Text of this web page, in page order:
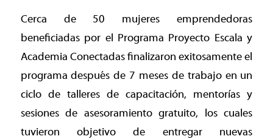
Cerca de 50 mujeres emprendedoras
beneficiadas por el Programa Proyecto Escala y
Academia Conectadas finalizaron exitosamente el
programa después de 7 meses de trabajo en un
ciclo de talleres de capacitación, mentorías y
sesiones de asesoramiento gratuito, los cuales
tuvieron objetivo de entregar nuevas